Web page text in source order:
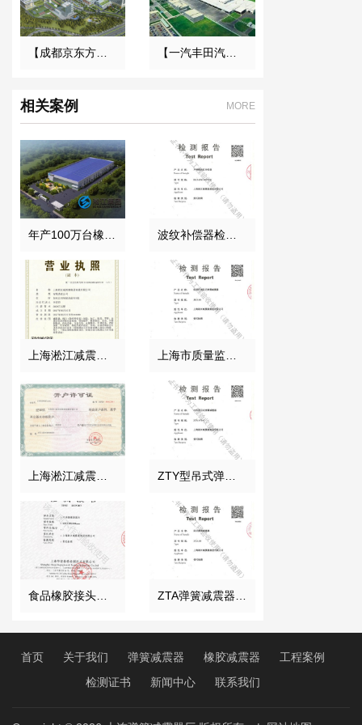
相关案例 MORE
年产100万台橡胶接头项目 波纹补偿器检测证书
食品橡胶接头检测证书 ZTA弹簧减震器检测证书
首页 关于我们 弹簧减震器 橡胶减震器
工程案例
检测证书
新闻中心 联系我们